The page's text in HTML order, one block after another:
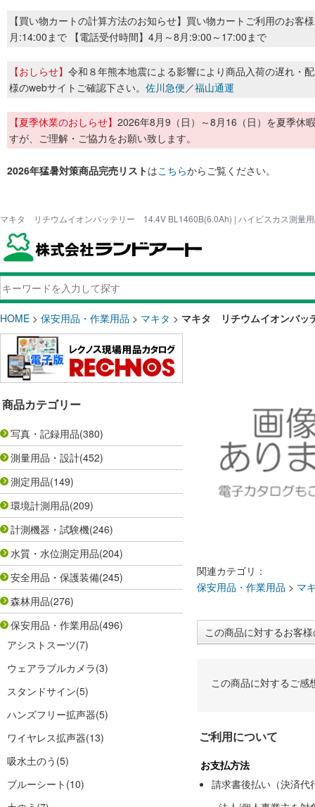
【買い物カートの計算方法のお知らせ】買い物カートご利用のお客
月:14:00まで 【電話受付時間】4月～8月:9:00～17:00まで
【おしらせ】 令和８年熊本地震による影響により商品入荷の遅れ・
様のwebサイトご確認下さい。 佐川急便／福山通運
【夏季休業のおしらせ】 2026年8月9（日）～8月16（日）を夏季休
すが、ご理解・ご協力をお願い致します。
2026年猛暑対策商品完売リストはこちらからご覧ください。
マキタ リチウムイオンバッテリー 14.4V BL1460B(6.0Ah) | ハイビスカス測量
HOME > 保安用品・作業用品 > マキタ > マキタ リチウムイオンバ
商品カテゴリー
写真・記録用品(380)
測量用品・設計(452)
測定用品(149)
環境計測用品(209)
計測機器・試験機(246)
水質・水位測定用品(204)
安全用品・保護装備(245)
森林用品(276)
保安用品・作業用品(496)
アシストスーツ(7)
ウェアラブルカメラ(3)
スタンドサイン(5)
ハンズフリー拡声器(5)
ワイヤレス拡声器(13)
吸水土のう (5)
ブルーシート (10)
関連カテゴリ：
保安用品・作業用品 > マ
この商品に対するお客
この商品に対するご感
ご利用について
お支払方法
請求書後払い（決済代